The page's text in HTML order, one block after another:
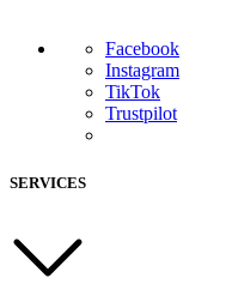
Facebook
Instagram
TikTok
Trustpilot
SERVICES